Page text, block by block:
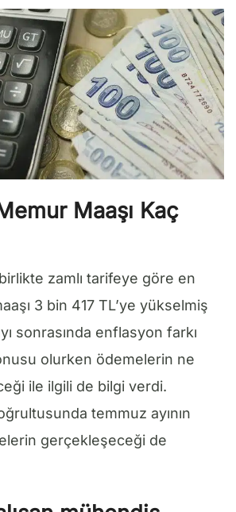
Maaşı Kaç
zamlı tarifeye göre en
3 bin 417 TL’ye yükselmiş
sonrasında enflasyon farkı
olurken ödemelerin ne
ile ilgili de bilgi verdi.
temmuz ayının
gerçekleşeceği de